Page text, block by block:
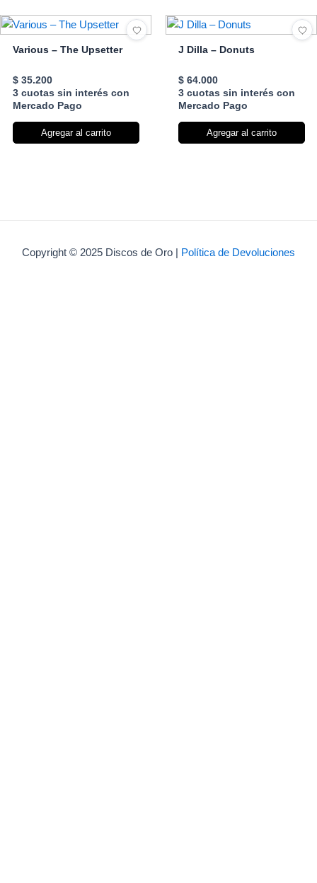
Various – The Upsetter
$35.200
3 cuotas sin interés con
Mercado Pago
Agregar al carrito
J Dilla – Donuts
$64.000
3 cuotas sin interés con
Mercado Pago
Agregar al carrito
Copyright © 2025 Discos de Oro | Política de Devoluciones